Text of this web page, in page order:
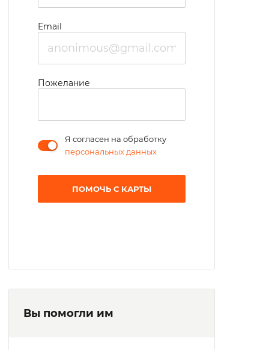
Email
Пожелание
Я согласен на обработку
персональных данных
ПОМОЧЬ С КАРТЫ
Вы помогли им